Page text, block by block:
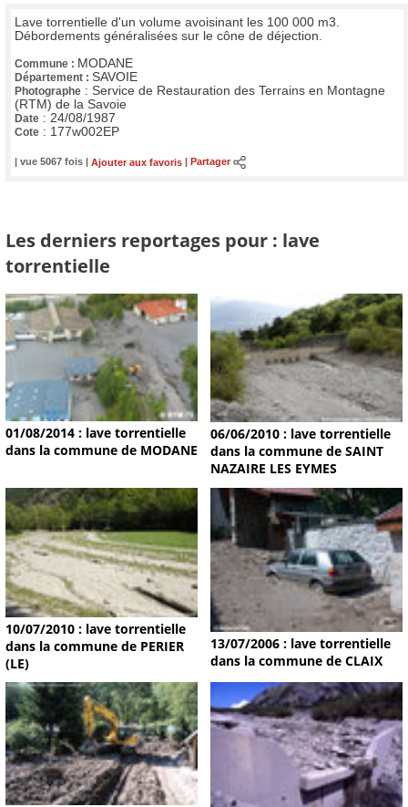
Lave torrentielle d'un volume avoisinant les 100 000 m3.
Débordements généralisées sur le cône de déjection.
Commune : MODANE
Département : SAVOIE
Photographe : Service de Restauration des Terrains en Montagne
(RTM) de la Savoie
Date : 24/08/1987
Cote : 177w002EP
| vue 5067 fois | Ajouter aux favoris Partager
Les derniers reportages pour : lave
torrentielle
01/08/2014 : lave torrentielle
dans la commune de MODANE
06/06/2010 : lave torrentielle
dans la commune de SAINT
NAZAIRE LES EYMES
10/07/2010 : lave torrentielle
dans la commune de PERIER
(LE)
13/07/2006 : lave torrentielle
dans la commune de CLAIX